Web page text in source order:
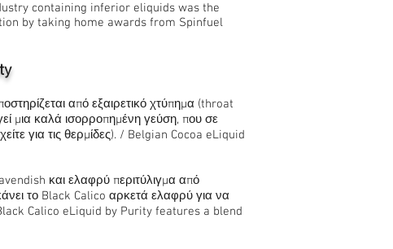
containing inferior eliquids was the
by taking home awards from Spinfuel
από εξαιρετικό χτύπημα (throat
μια καλά ισορροπημένη γεύση, που σε
για τις θερμίδες). / Belgian Cocoa eLiquid
και ελαφρύ περιτύλιγμα από
το Black Calico αρκετά ελαφρύ για να
Calico eLiquid by Purity features a blend